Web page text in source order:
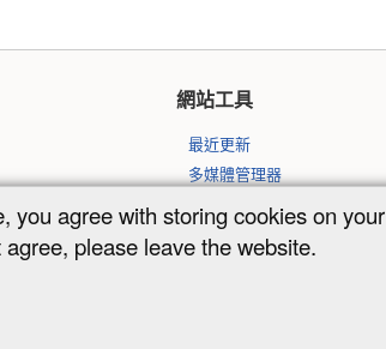
網站工具
最近更新
多媒體管理器
網站地圖
you agree with storing cookies on
please leave the website.